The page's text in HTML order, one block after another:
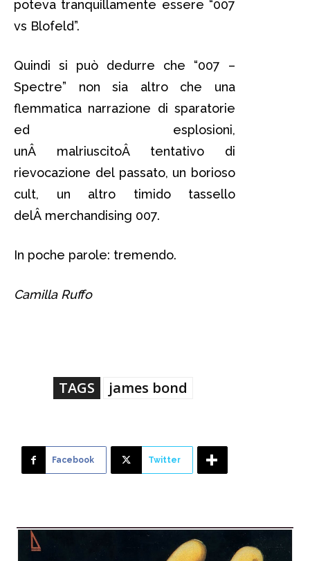
poteva tranquillamente essere “007
vs Blofeld”.
Quindi si può dedurre che “007 –
Spectre” non sia altro che una
flemmatica narrazione di sparatorie
ed esplosioni,
unÂ malriuscitoÂ tentativo di
rievocazione del passato, un borioso
cult, un altro timido tassello
delÂ merchandising 007.
In poche parole: tremendo.
Camilla Ruffo
TAGS james bond
Facebook Twitter